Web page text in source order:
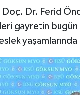
Doç. Dr. Ferid
gayretin bugün